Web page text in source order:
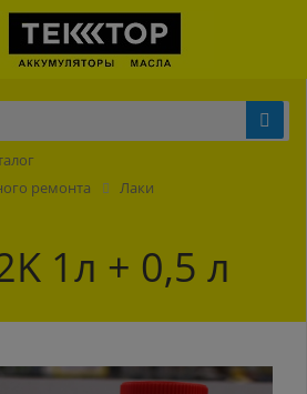
ремонта
Лаки
1л + 0,5 л